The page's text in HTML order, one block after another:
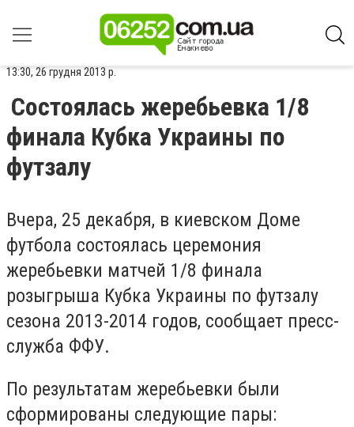
13:30, 26 грудня 2013 р.
Состоялась жеребьевка 1/8
финала Кубка Украины по
футзалу
Вчера, 25 декабря, в киевском Доме
футбола состоялась церемония
жеребьевки матчей 1/8 финала
розыгрыша Кубка Украины по футзалу
сезона 2013-2014 годов, сообщает пресс-
служба ФФУ.
По результатам жеребьевки были
сформированы следующие пары: